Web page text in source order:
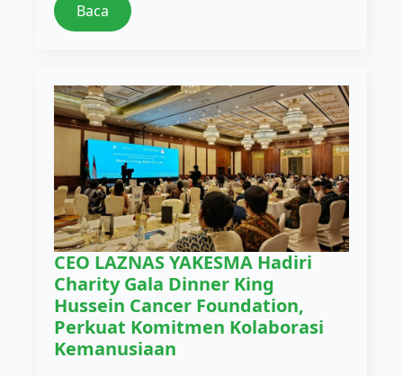
Baca
CEO LAZNAS YAKESMA Hadiri
Charity Gala Dinner King
Hussein Cancer Foundation,
Perkuat Komitmen Kolaborasi
Kemanusiaan